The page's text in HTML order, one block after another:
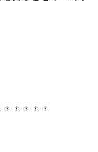
＊＊＊＊